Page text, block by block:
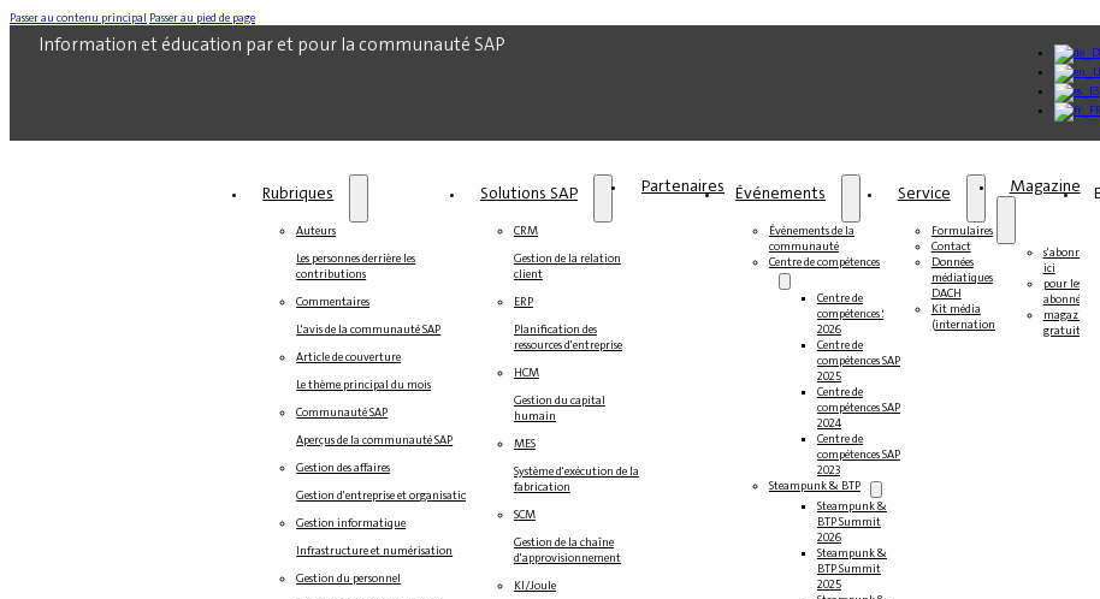
Passer au contenu principal Passer au pied de page
Information et éducation par et pour la communauté SAP
Rubriques
Auteurs
Les personnes derrière les
contributions
Commentaires
L'avis de la communauté SAP
Article de couverture
Le thème principal du mois
Communauté SAP
Aperçus de la communauté SAP
Gestion des affaires
Gestion d'entreprise et organisation
Gestion informatique
Infrastructure et numérisation
Gestion du personnel
Solutions SAP
CRM
Gestion de la relation
client
ERP
Planification des
ressources d'entreprise
HCM
Gestion du capital
humain
MES
Système d'exécution de la
fabrication
SCM
Gestion de la chaîne
d'approvisionnement
KI/Joule
Partenaires Événements
Événements de la
communauté
Centre de compétences
Centre de
compétences SAP
2026
Centre de
compétences SAP
2025
Centre de
compétences SAP
2024
Centre de
compétences SAP
2023
Steampunk & BTP
Steampunk &
BTP Summit
2026
Steampunk &
BTP Summit
2025
Service
Formulaires
Contact
Données
médiatiques
DACH
Kit média
(international)
Magazine
s'abonner
ici
pour les
abonnés
magazines
gratuits